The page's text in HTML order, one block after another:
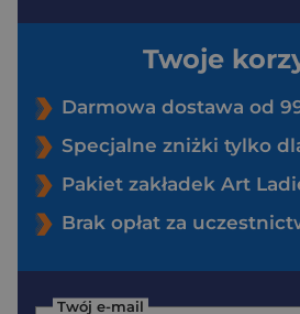
Twoje
Darmowa dostawa od
Specjalne zniżki tylko
Pakiet zakładek Art
Brak opłat za
Twój e-mail